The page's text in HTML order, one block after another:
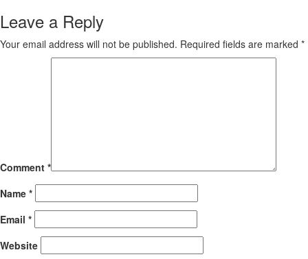
Leave a Reply
Your email address will not be published. Required fields are marked *
Comment *
Name *
Email *
Website